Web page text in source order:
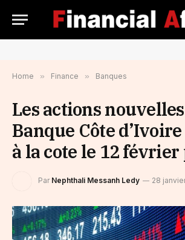
Home » Finance » Banques
Les actions
Banque Côte
à la cote le 12
Par Nephthali Messanh Ledy 28